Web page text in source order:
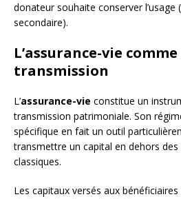
donateur souhaite conserver l’usage
secondaire).
L’assurance-vie
transmission
L’assurance-vie constitue un
transmission patrimoniale. Son
spécifique en fait un outil
transmettre un capital en dehors des
classiques.
Les capitaux versés aux